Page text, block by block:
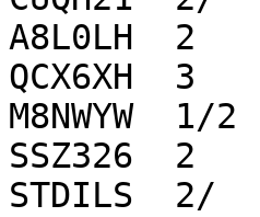
A8L0LH	2
QCX6XH	3
M8NWYW	1/2
SSZ326	2
STDILS	2/